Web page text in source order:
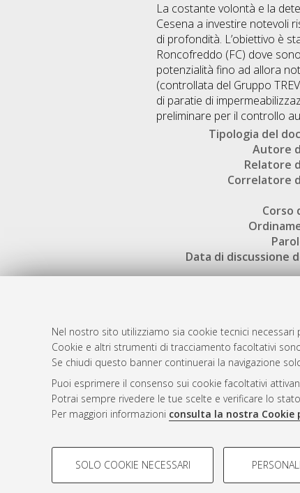
Nel nostro sito utilizziamo sia cookie tecnici
Cookie e altri strumenti di tracciamento facoltativi
Se chiudi questo banner continuerai la navigazione
Puoi esprimere il consenso sui cookie facoltativi
Potrai sempre rivedere le tue scelte e verificare lo
Per maggiori informazioni consulta la nostra Cookie
COOKIE DI PROFILAZIONE - FACOLTATIVI
SOLO COOKIE NECESSARI
La costante volontà e la
Cesena a investire notevoli
di profondità. L’obiettivo è
Roncofreddo (FC) dove
potenzialità fino ad allora
(controllata del Gruppo
di paratie di
preliminare per il controllo
Tipologia del
Autore
Relatore
Correlatore
Corso
Data di discussione
Atom
Rss 1.0
Rss 2.0
AMS